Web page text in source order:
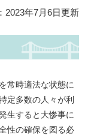
2023年7月6日更新
常時適法な状態に
定多数の人々が利
生すると大惨事に
性の確保を図る必